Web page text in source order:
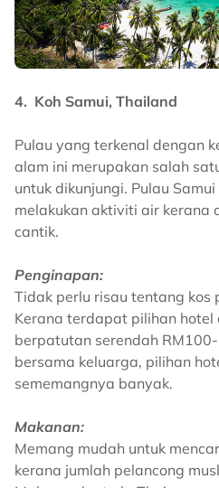
4. Koh Samui, Thailand
Pulau yang terkenal dengan
alam ini merupakan salah
untuk dikunjungi. Pulau
melakukan aktiviti air kerana
cantik.
Penginapan:
Tidak perlu risau tentang kos
Kerana terdapat pilihan hotel
berpatutan serendah
bersama keluarga, pilihan
sememangnya banyak.
Makanan:
Memang mudah untuk
kerana jumlah pelancong